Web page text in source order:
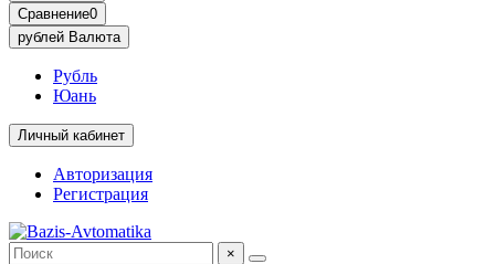
Сравнение0
рублей Валюта
Рубль
Юань
Личный кабинет
Авторизация
Регистрация
×